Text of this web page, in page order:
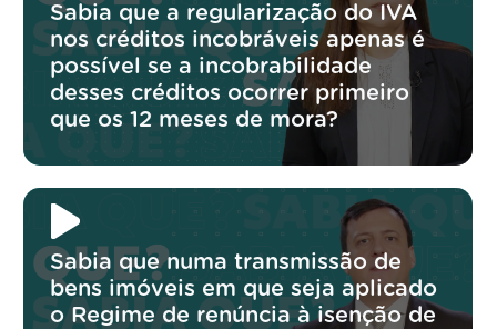
Sabia que a regularização do IVA
nos créditos incobráveis apenas é
possível se a incobrabilidade
desses créditos ocorrer primeiro
que os 12 meses de mora?
Sabia que numa transmissão de
bens imóveis em que seja aplicado
o Regime de renúncia à isenção de